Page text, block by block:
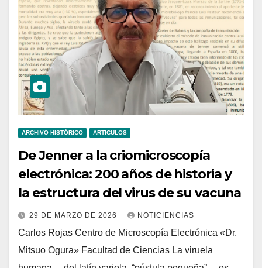
ARCHIVO HISTÓRICO ARTICULOS
De Jenner a la criomicroscopía
electrónica: 200 años de historia y
la estructura del virus de su vacuna
29 DE MARZO DE 2026 NOTICIENCIAS
Carlos Rojas Centro de Microscopía Electrónica «Dr.
Mitsuo Ogura» Facultad de Ciencias La viruela